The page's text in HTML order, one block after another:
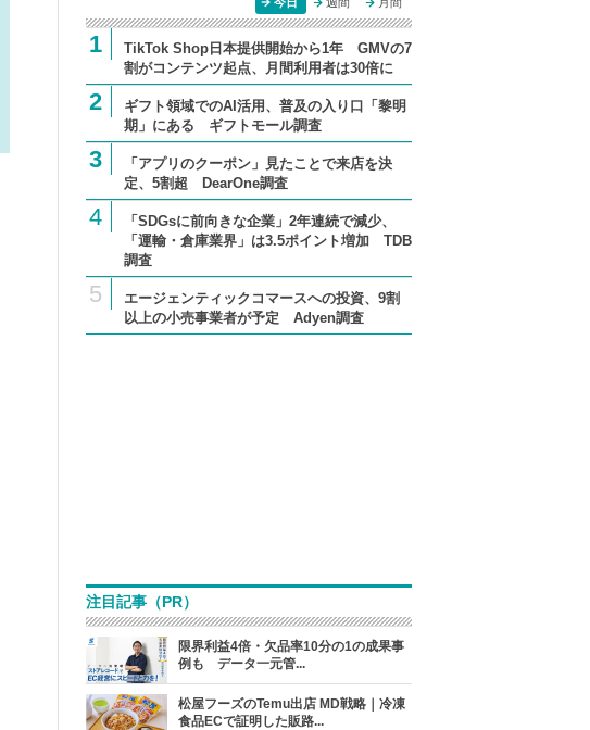
1
TikTok Shop日本提供開始から1年 GMVの7
割がコンテンツ起点、月間利用者は30倍に
2
ギフト領域でのAI活用、普及の入り口「黎明
期」にある ギフトモール調査
3
「アプリのクーポン」見たことで来店を決
定、5割超 DearOne調査
4
「SDGsに前向きな企業」2年連続で減少、
「運輸・倉庫業界」は3.5ポイント増加 TDB
調査
5
エージェンティックコマースへの投資、9割
以上の小売事業者が予定 Adyen調査
注目記事（PR）
限界利益4倍・欠品率10分の1の成果事
例も データ一元管...
松屋フーズのTemu出店 MD戦略｜冷凍
食品ECで証明した販路...